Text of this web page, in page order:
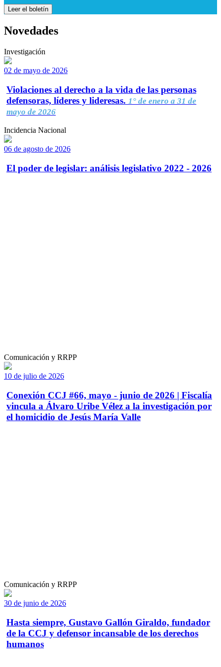
Leer el boletín
Novedades
Investigación
02 de mayo de 2026
Violaciones al derecho a la vida de las personas
defensoras, líderes y lideresas. 1° de enero a 31 de
mayo de 2026
Incidencia Nacional
06 de agosto de 2026
El poder de legislar: análisis legislativo 2022 - 2026
Comunicación y RRPP
10 de julio de 2026
Conexión CCJ #66, mayo - junio de 2026 | Fiscalía
vincula a Álvaro Uribe Vélez a la investigación por
el homicidio de Jesús María Valle
Comunicación y RRPP
30 de junio de 2026
Hasta siempre, Gustavo Gallón Giraldo, fundador
de la CCJ y defensor incansable de los derechos
humanos